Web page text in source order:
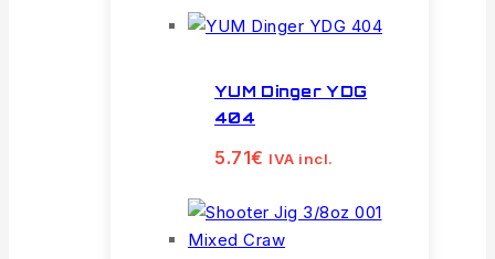
YUM Dinger YDG
404
5.71€ IVA incl.